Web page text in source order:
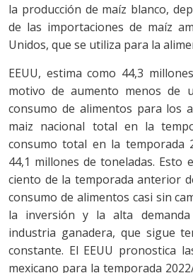
la producción de maíz blanco,
de las importaciones de maíz
Unidos, que se utiliza para la
EEUU, estima como 44,3
motivo de aumento menos de
consumo de alimentos para los
maiz nacional total en la
consumo total en la temporada
44,1 millones de toneladas. Esto
ciento de la temporada anterior
consumo de alimentos casi sin
la inversión y la alta
industria ganadera, que sigue
constante. El EEUU pronostica
mexicano para la temporada